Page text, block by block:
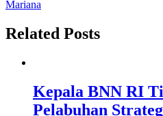
Mariana
Related Posts
Kepala BNN RI
Pelabuhan